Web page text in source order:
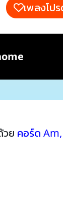
เพลงโป
วย คอร์ด Am,